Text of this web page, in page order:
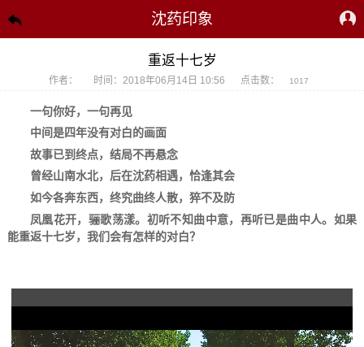
沈药印象
重返十七岁
作者： 时间：2018年06月14日 10:56 点击数： 1017
一句你好，一句再见
中间是四年没有对白的画面
故事已到终点，结局不再悬念
曾经山南水北，后在沈药相遇，恰逢其会
如今各奔东西，终究曲终人散，猝不及防
凤凰花开，骊歌荡漾。初听不知曲中意，再听已是曲中人。如果
能重返十七岁，我们会有怎样的对白？